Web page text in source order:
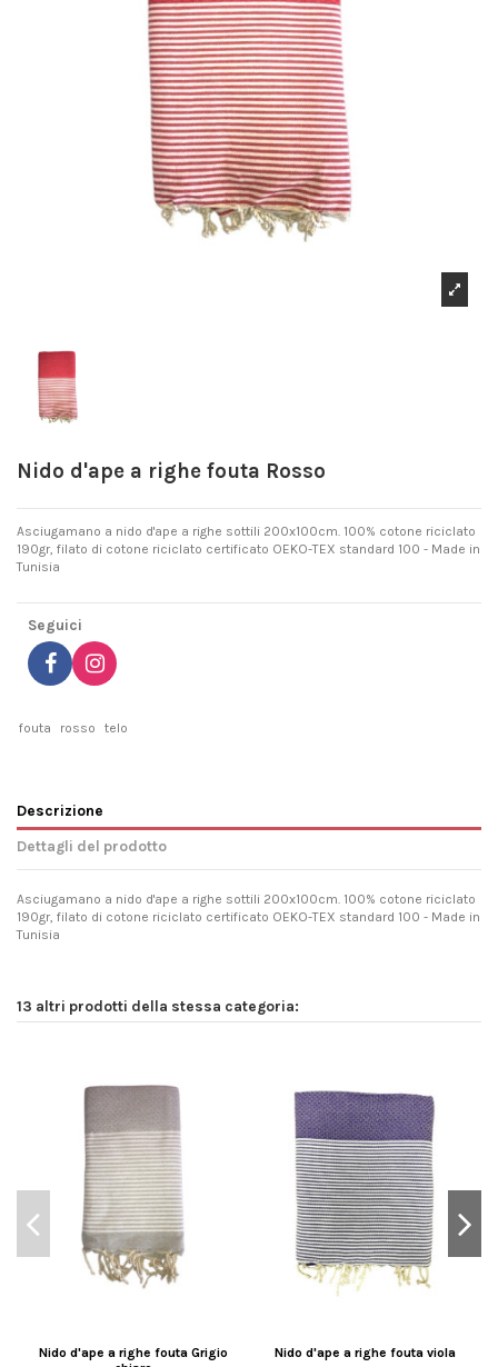
Nido d'ape a righe fouta Rosso
Asciugamano a nido d'ape a righe sottili 200x100cm. 100% cotone riciclato
190gr, filato di cotone riciclato certificato OEKO-TEX standard 100 - Made in
Tunisia
Seguici
fouta rosso telo
Descrizione
Dettagli del prodotto
Asciugamano a nido d'ape a righe sottili 200x100cm. 100% cotone riciclato
190gr, filato di cotone riciclato certificato OEKO-TEX standard 100 - Made in
Tunisia
13 altri prodotti della stessa categoria:
Nido d'ape a righe fouta Grigio
Nido d'ape a righe fouta viola